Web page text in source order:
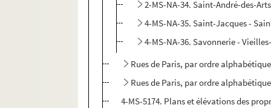
2-MS-NA-34. Saint-André-des-
4-MS-NA-35. Saint-Jacques -
4-MS-NA-36. Savonnerie -
Rues de Paris, par ordre
Rues de Paris, par ordre
4-MS-5174. Plans et élévations des